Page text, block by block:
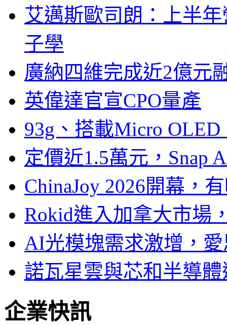
艾邁斯歐司朗：上半
子學
廣納四維完成近2億元
英偉達官宣CPO量產
93g、搭載Micro
定價近1.5萬元，Snap
ChinaJoy 2026開幕，
Rokid進入加拿大市場
AI光模塊需求激增，
諾瓦星雲與芯和半導
企業快訊